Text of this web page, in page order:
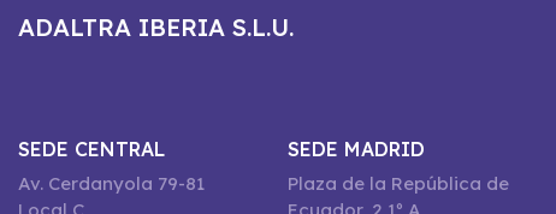
ADALTRA IBERIA S.L.U.
SEDE CENTRAL
Av. Cerdanyola 79-81
SEDE MADRID
Plaza de la República de